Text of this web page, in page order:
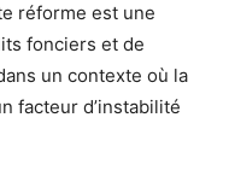
réforme est une
fonciers et de
un contexte où la
facteur d’instabilité